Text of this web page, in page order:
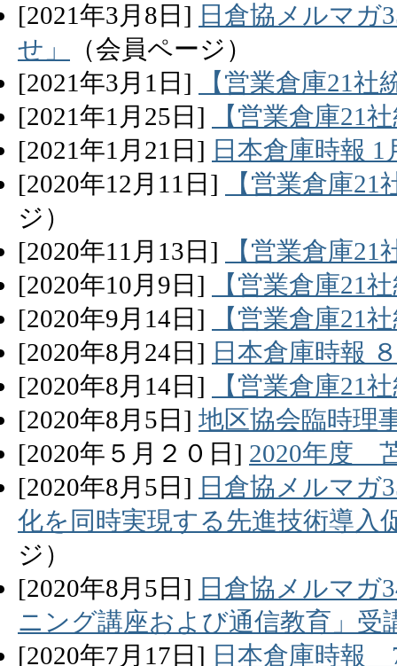
[2021年3月 8 日] 日倉協メルマガ
せ」
（会員ページ）
[2021年3月 1 日]
【営業倉庫21社
[2021年1 月 25 日]
【営業倉庫21
[2021年1 月 21 日] 日本倉庫時報 1
[2020年12 月 11 日]
【営業倉庫
ジ）
[2020年11 月 13 日]
【営業倉庫
[2020年10月 9 日]
【営業倉庫21
[2020年9月 14 日]
【営業倉庫21
[2020年8月 24 日] 日本倉庫時報
[2020年8月 14 日]
【営業倉庫21
[2020年8月 5 日] 地区協会臨時理
[2020年 ５ 月 ２０ 日] 2020年度
[2020年8月 5 日] 日倉協メルマガ
化を同時実現する先進技術導入
ジ）
[2020年8月 5 日] 日倉協メルマガ
ニング講座および通信教育」受
[2020年7月 17 日] 日本倉庫時報